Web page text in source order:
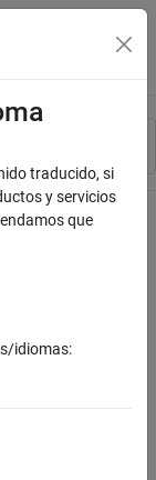
traducido, si
y servicios
que
idiomas: